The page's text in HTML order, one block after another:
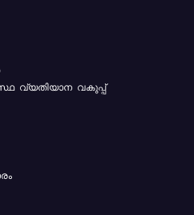
വ്യതിയാന വകുപ്പ്